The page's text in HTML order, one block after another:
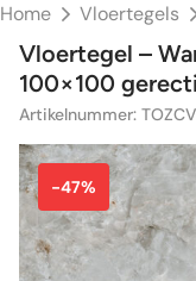
Home Vloertegels
Vloertegel –
100×100
Artikelnummer:
-47%